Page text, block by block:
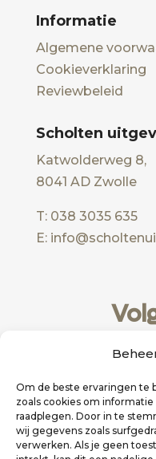
Om de beste ervaringen te
zoals cookies om informatie
raadplegen. Door in te
wij gegevens zoals
verwerken. Als je geen
Informatie
Algemene
Cookieverklaring
Reviewbeleid
Scholten
Katwolderweg 8,
8041 AD Zwolle
T: 038 3035 635
E: